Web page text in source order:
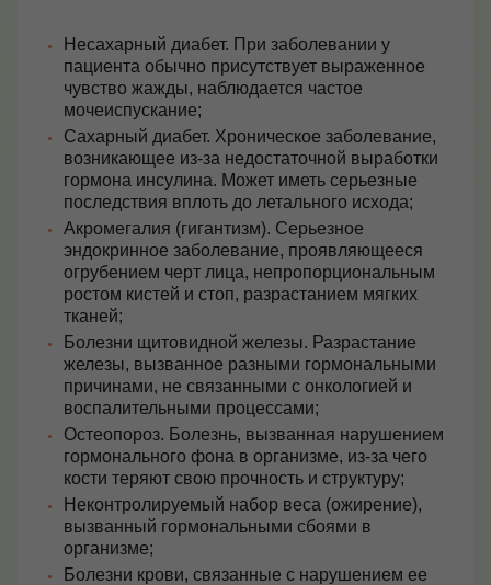
Несахарный диабет. При заболевании у
пациента обычно присутствует выраженное
чувство жажды, наблюдается частое
мочеиспускание;
Сахарный диабет. Хроническое заболевание,
возникающее из-за недостаточной выработки
гормона инсулина. Может иметь серьезные
последствия вплоть до летального исхода;
Акромегалия (гигантизм). Серьезное
эндокринное заболевание, проявляющееся
огрубением черт лица, непропорциональным
ростом кистей и стоп, разрастанием мягких
тканей;
Болезни щитовидной железы. Разрастание
железы, вызванное разными гормональными
причинами, не связанными с онкологией и
воспалительными процессами;
Остеопороз. Болезнь, вызванная нарушением
гормонального фона в организме, из-за чего
кости теряют свою прочность и структуру;
Неконтролируемый набор веса (ожирение),
вызванный гормональными сбоями в
организме;
Болезни крови, связанные с нарушением ее